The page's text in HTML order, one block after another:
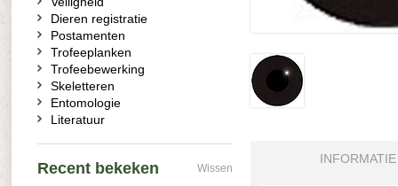
INFORMATIE
Dieren registratie
Postamenten
Trofeeplanken
Trofeebewerking
Skeletteren
Entomologie
Literatuur
Recent bekeken Wissen